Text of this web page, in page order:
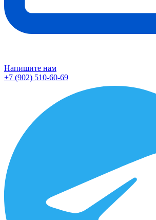
Напишите нам
+7 (902) 510-60-69